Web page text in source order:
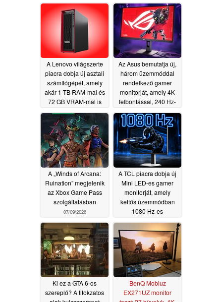
07/19/2026
rendelkezik07/15/2026
A Lenovo világszerte
piacra dobja új asztali
számítógépét, amely
akár 1 TB RAM-mal és
72 GB VRAM-mal is
07/14/2026
Az Asus bemutatja új,
három üzemmóddal
rendelkező gamer
monitorját, amely 4K
felbontással, 240 Hz-
képfrissítési
frekvenciával
rendelkezik 07/10/2026
A „Winds of Arcana:
Ruination” megjelenik
az Xbox Game Pass
szolgáltatásban
07/09/2026
A TCL piacra dobja új
Mini LED-es gamer
monitorját, amely
kettős üzemmódban
1080 Hz-es
frekvenciával
rendelkezik07/09/2026
Ki ez a GTA 6-os
szereplő? A titokzatos
BenQ Mobiuz
EX271UZ monitor